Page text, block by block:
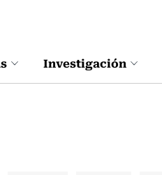
Investigación